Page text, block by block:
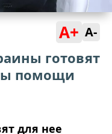
A+ A-
готовят
помощи
для нее